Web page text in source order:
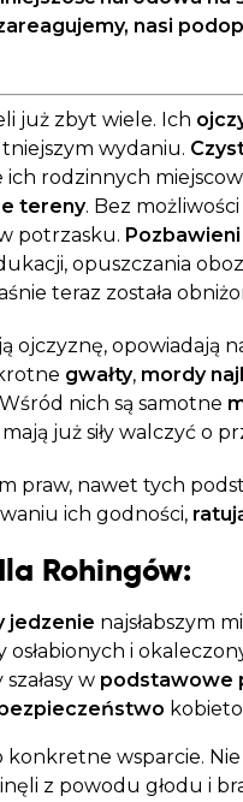
nasi
już zbyt wiele. Ich
wydaniu.
ich rodzinnych
tereny. Bez
potrzasku.
opuszczania
teraz została
ojczyznę, opowiadają
gwałty, mordy
nich są samotne
już siły walczyć o
praw, nawet tych
ich godności,
Rohingów:
jedzenie najsłabszym
osłabionych i
w podstawowe
bezpieczeństwo
konkretne wsparcie.
z powodu głodu i